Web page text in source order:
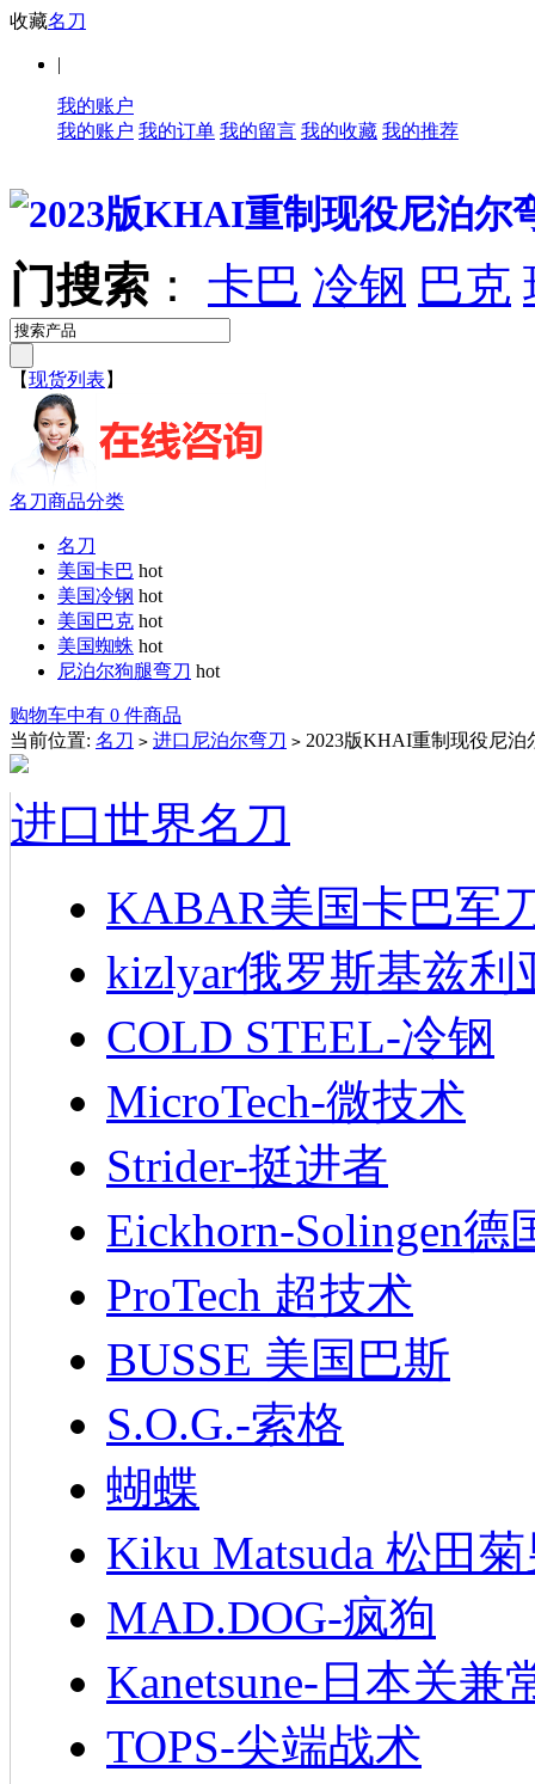
收藏名刀
|
我的账户
我的账户 我的订单 我的留言 我的收藏 我的推荐
门搜索 ： 卡巴 冷钢 巴克
【现货列表 】
名刀商品分类
名刀
美国卡巴 hot
美国冷钢 hot
美国巴克 hot
美国蜘蛛 hot
尼泊尔狗腿弯刀 hot
购物车中有 0 件商品
当前位置: 名刀 > 进口尼泊尔弯刀 > 2023版KHAI重制现役尼泊
进口世界名刀
KABAR美国卡巴军
kizlyar俄罗斯基兹利
COLD STEEL-冷钢
MicroTech-微技术
Strider-挺进者
Eickhorn-Solingen德
ProTech 超技术
BUSSE 美国巴斯
S.O.G.-索格
蝴蝶
Kiku Matsuda 松田
MAD.DOG-疯狗
Kanetsune-日本关兼
TOPS-尖端战术